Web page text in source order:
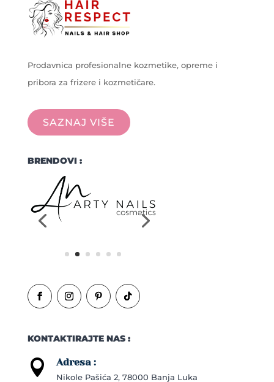
Prodavnica profesionalne kozmetike, opreme i
pribora za frizere i kozmetičare.
SAZNAJ VIŠE
BRENDOVI :
KONTAKTIRAJTE NAS :
 Adresa :
Nikole Pašića 2, 78000 Banja Luka